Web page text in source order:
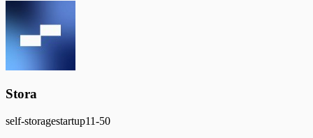
Stora
self-storagestartup11-50